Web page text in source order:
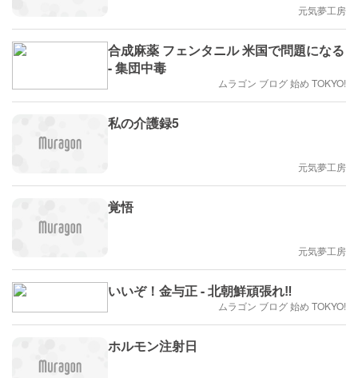
元気夢工房
合成麻薬 フェンタニル 米国で問題になる
- 集団中毒
ムラゴン ブログ 始め TOKYO!
私の介護録5
元気夢工房
覚悟
元気夢工房
いいぞ！金与正 - 北朝鮮頑張れ‼
ムラゴン ブログ 始め TOKYO!
ホルモン注射日